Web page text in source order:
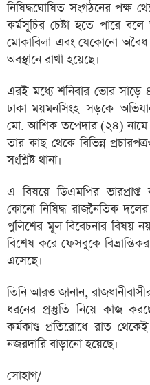
নিষিদ্ধঘোষিত সংগঠনের পক্ষ
কর্মসূচির চেষ্টা হতে পারে
মোকাবিলা এবং যেকোনো অবৈধ
অবস্থানে রাখা হয়েছে।
এরই মধ্যে শনিবার ভোর সাড়ে
ঢাকা-ময়মনসিংহ সড়কে
মো. আশিক তপেদার (২৪)
তার কাছ থেকে বিভিন্ন
সংশ্লিষ্ট থানা।
এ বিষয়ে ডিএমপির
কোনো নিষিদ্ধ রাজনৈতিক
পুলিশের মূল বিবেচনার বিষয়
বিশেষ করে ফেসবুকে
এসেছে।
তিনি আরও জানান,
ধরনের প্রস্তুতি নিয়ে কাজ
কর্মকাণ্ড প্রতিরোধে রাত
নজরদারি বাড়ানো হয়েছে।
সোহাগ/